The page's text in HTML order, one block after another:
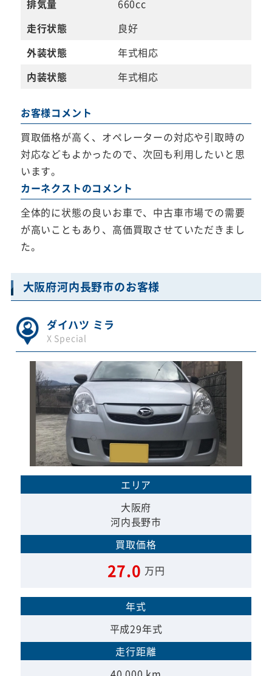
排気量
660cc
走行状態
良好
外装状態
年式相応
内装状態
年式相応
お客様コメント
買取価格が高く、オペレーターの対応や引取時の
対応などもよかったので、次回も利用したいと思
います。
カーネクストのコメント
全体的に状態の良いお車で、中古車市場での需要
が高いこともあり、高価買取させていただきまし
た。
大阪府河内長野市のお客様
ダイハツ ミラ
X Special
エリア
大阪府
河内長野市
買取価格
27.0 万円
年式
平成29年式
走行距離